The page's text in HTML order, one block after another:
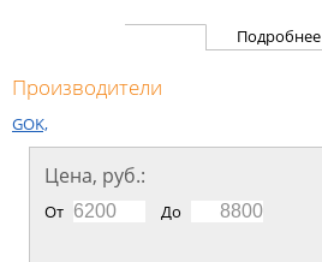
Подробнее
Производители
GOK,
Цена, руб.:
От До